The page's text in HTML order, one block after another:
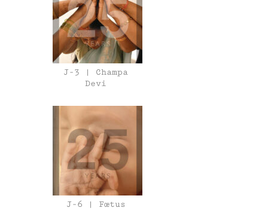
J-3 | Champa
Devi
J-6 | Fœtus